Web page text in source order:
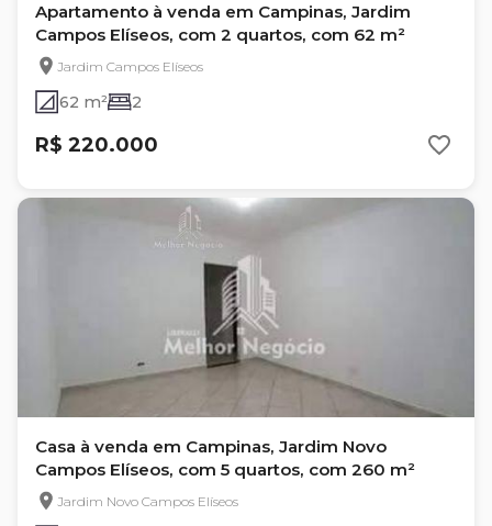
Apartamento à venda em Campinas, Jardim
Campos Elíseos, com 2 quartos, com 62 m²
Jardim Campos Elíseos
62 m² 2
R$ 220.000
Casa à venda em Campinas, Jardim Novo
Campos Elíseos, com 5 quartos, com 260 m²
Jardim Novo Campos Elíseos